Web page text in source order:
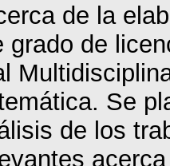
de la
grado de
Se
de los